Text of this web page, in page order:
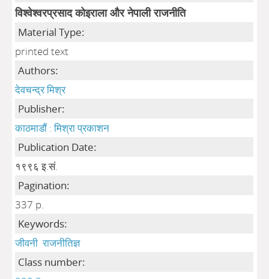
विश्वेश्वरप्रसाद कोइराला और नेपाली राजनीति
Material Type:
printed text
Authors:
देवचन्द्र मिश्र
Publisher:
काठमाडौं : मिश्रा प्रकाशन
Publication Date:
१९९६ इ.सं.
Pagination:
337 p.
Keywords:
जीवनी राजनीतिज्ञ
Class number: